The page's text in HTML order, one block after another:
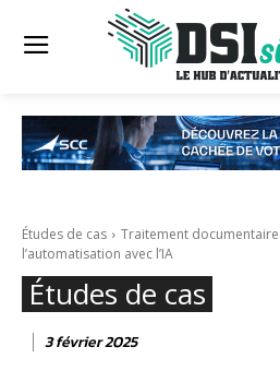
Études de cas
Traitement
l’automatisation avec l’IA
Études de cas
3 février 2025